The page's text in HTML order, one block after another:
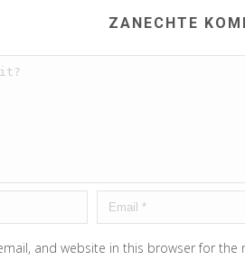
ZANECHTE
and website in this browser for